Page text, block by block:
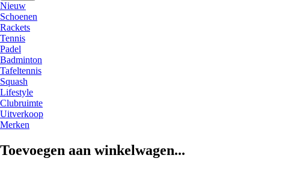
Nieuw
Schoenen
Rackets
Tennis
Padel
Badminton
Tafeltennis
Squash
Lifestyle
Clubruimte
Uitverkoop
Merken
Toevoegen aan winkelwagen...